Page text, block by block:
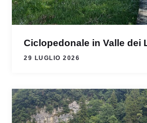
Ciclopedonale in Valle dei
29 LUGLIO 2026